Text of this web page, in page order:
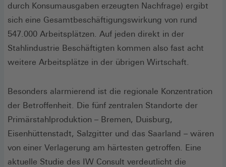
durch Konsumausgaben erzeugten Nachfrage) ergibt
sich eine Gesamtbeschäftigungswirkung von rund
547.000 Arbeitsplätzen. Auf jeden direkt in der
Stahlindustrie Beschäftigten kommen also fast acht
weitere Arbeitsplätze in der übrigen Wirtschaft.
Besonders alarmierend ist die regionale Konzentration
der Betroffenheit. Die fünf zentralen Standorte der
Primärstahlproduktion – Bremen, Duisburg,
Eisenhüttenstadt, Salzgitter und das Saarland – wären
von einer Verlagerung am härtesten getroffen. Eine
aktuelle Studie des IW Consult verdeutlicht die